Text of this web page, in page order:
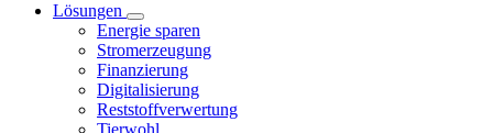
Lösungen
Energie sparen
Stromerzeugung
Finanzierung
Digitalisierung
Reststoffverwertung